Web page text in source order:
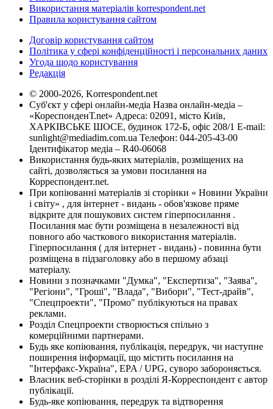
Використання матеріалів korrespondent.net
Правила користування сайтом
Договір користування сайтом
Політика у сфері конфіденційності і персональних даних
Угода щодо користування
Редакція
© 2000-2026, Korrespondent.net
Суб'єкт у сфері онлайн-медіа Назва онлайн-медіа –
«КореспонденТ.net» Адреса: 02091, місто Київ,
ХАРКІВСЬКЕ ШОСЕ, будинок 172-Б, офіс 208/1 E-mail:
sunlight@mediadim.com.ua Телефон: 044-205-43-00
Ідентифікатор медіа – R40-06068
Використання будь-яких матеріалів, розміщених на
сайті, дозволяється за умови посилання на
Корреспондент.net.
При копіюванні матеріалів зі сторінки « Новини України
і світу» , для інтернет - видань - обов'язкове пряме
відкрите для пошукових систем гіперпосилання .
Посилання має бути розміщена в незалежності від
повного або часткового використання матеріалів.
Гіперпосилання ( для інтернет - видань) - повинна бути
розміщена в підзаголовку або в першому абзаці
матеріалу.
Новини з позначками "Думка", "Експертиза", "Заява",
"Регіони", "Гроші", "Влада", "Вибори", "Тест-драйв",
"Спецпроекти", "Промо" публікуються на правах
реклами.
Розділ Спецпроекти створюється спільно з
комерційними партнерами.
Будь яке копіювання, публікація, передрук, чи наступне
поширення інформації, що містить посилання на
"Інтерфакс-Україна", EPA / UPG, суворо забороняється.
Власник веб-сторінки в розділі Я-Корреспондент є автор
публікації.
Будь-яке копіювання, передрук та відтворення